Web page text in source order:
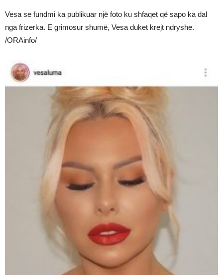
Vesa se fundmi ka publikuar një foto ku shfaqet që sapo ka dal
nga frizerka. E grimosur shumë, Vesa duket krejt ndryshe.
/ORAinfo/